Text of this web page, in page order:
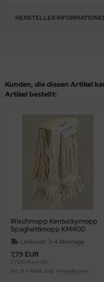
HERSTELLER
Kunden, die diesen Artikel
Artikel bestellt:
Wischmopp Kentuckymopp
Spaghettimopp KM400
Lieferzeit: 3-4 Werktage
7,79 EUR
7,79 EUR pro Stk.
inkl. 19 % MwSt. zzgl. Versandkosten